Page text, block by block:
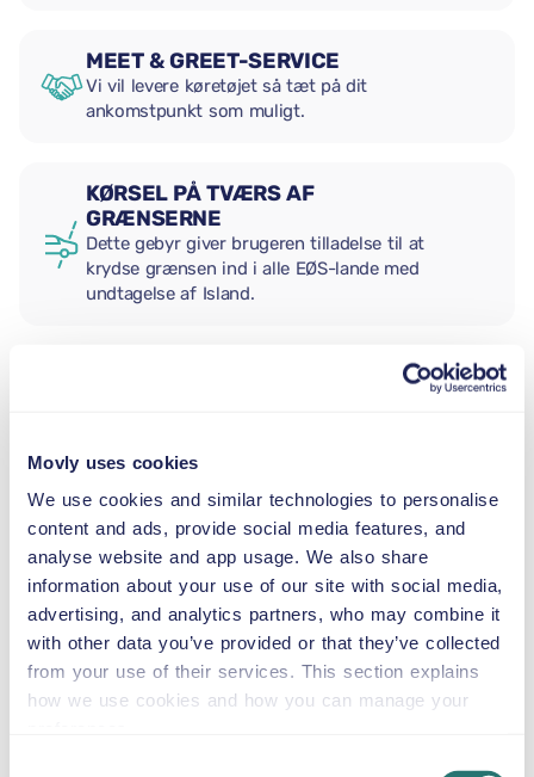
Movly uses cookies
We use cookies and similar technologies to personalise
content and ads, provide social media features, and
analyse website and app usage. We also share
information about your use of our site with social media,
advertising, and analytics partners, who may combine it
with other data you’ve provided or that they’ve collected
from your use of their services. This section explains
how we use cookies and how you can manage your
MEET & GREET-SERVICE
Vi vil levere køretøjet så tæt på dit
ankomstpunkt som muligt.
KØRSEL PÅ TVÆRS AF
GRÆNSERNE
Dette gebyr giver brugeren tilladelse til at
krydse grænsen ind i alle EØS-lande med
undtagelse af Island.
2,5–13 kg
BARNESÆDE
9–18 kg
AUTOSTOL